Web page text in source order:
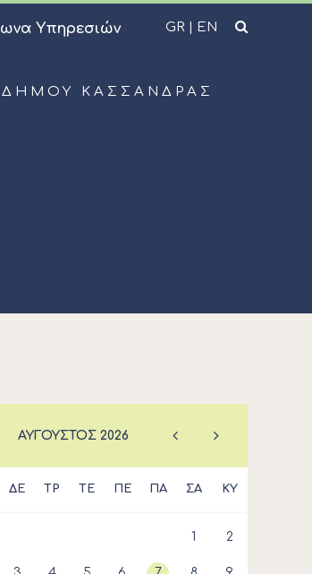
Υπηρεσιών GR | EN
ΚΑΣΣΆΝΔΡΑΣ
ΑΎΓΟΥΣΤΟΣ 2026
ΔΕ ΤΡ ΤΕ ΠΕ ΠΑ ΣΑ ΚΥ
1 2